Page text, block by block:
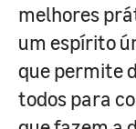
melhores
um espírito
que permite
todos para